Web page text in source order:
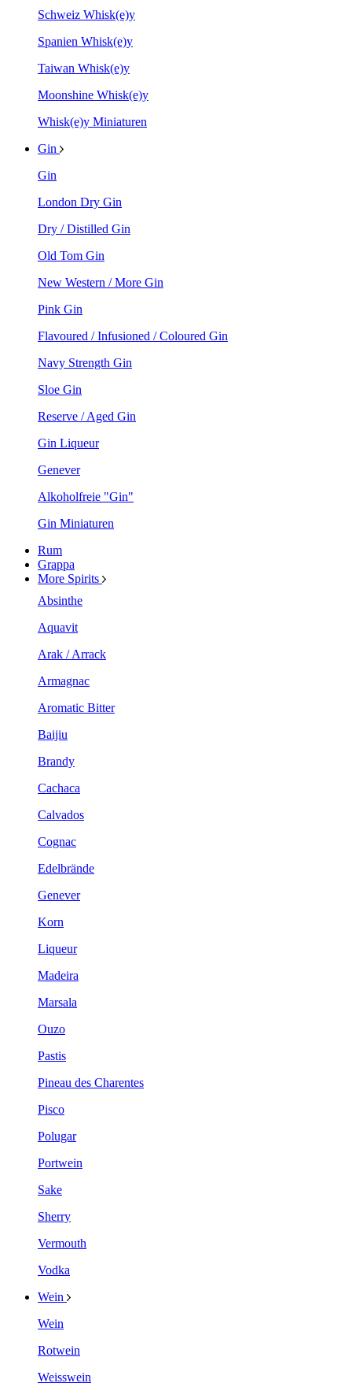
Schweiz Whisk(e)y
Spanien Whisk(e)y
Taiwan Whisk(e)y
Moonshine Whisk(e)y
Whisk(e)y Miniaturen
Gin
Gin
London Dry Gin
Dry / Distilled Gin
Old Tom Gin
New Western / More Gin
Pink Gin
Flavoured / Infusioned / Coloured Gin
Navy Strength Gin
Sloe Gin
Reserve / Aged Gin
Gin Liqueur
Genever
Alkoholfreie "Gin"
Gin Miniaturen
Rum
Grappa
More Spirits
Absinthe
Aquavit
Arak / Arrack
Armagnac
Aromatic Bitter
Baijiu
Brandy
Cachaca
Calvados
Cognac
Edelbrände
Genever
Korn
Liqueur
Madeira
Marsala
Ouzo
Pastis
Pineau des Charentes
Pisco
Polugar
Portwein
Sake
Sherry
Vermouth
Vodka
Wein
Wein
Rotwein
Weisswein